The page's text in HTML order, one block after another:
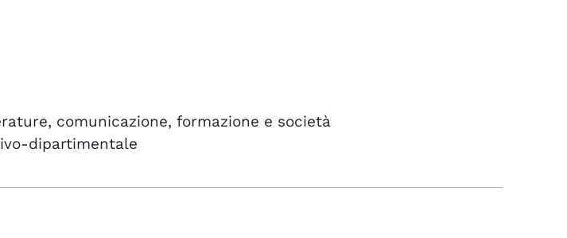
comunicazione, formazione e società
dipartimentale